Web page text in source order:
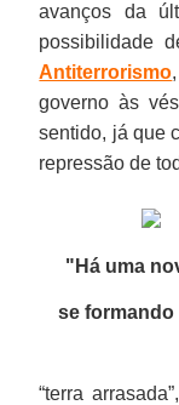
avanços da
possibilidade
Antiterrorismo
governo às
sentido, já que
repressão de
"Há uma
se
“terra